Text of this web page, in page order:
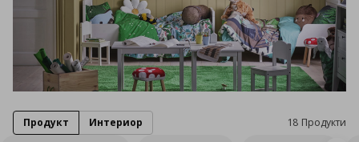
18 Продукти
Продукт Интериор